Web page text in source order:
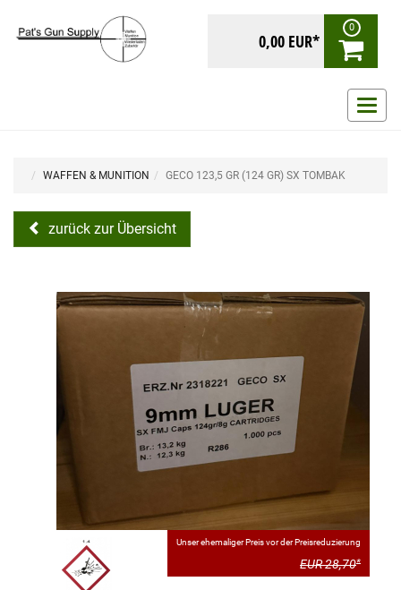
0,00 EUR*
0
ein-/
WAFFEN & MUNITION GECO 123,5 GR (124 GR) SX TOMBAK
zurück zur Übersicht
Unser ehemaliger Preis vor der Preisreduzierung
EUR 28,70*